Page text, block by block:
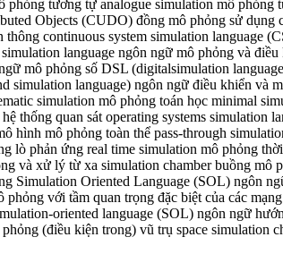
tương tự analogue simulation mô
Objects (CUDO) đồng mô phỏng sử
continuous system simulation language
language ngôn ngữ mô phỏng và
mô phỏng số DSL (digitalsimulation
language) ngôn ngữ điều khiển và
simulation mô phỏng toán học minimal
thống quan sát operating systems simulation
hình mô phỏng toàn thể pass-through
lò phản ứng real time simulation mô phỏng
và xử lý từ xa simulation chamber buồng mô
Simulation Oriented Language (SOL) ngôn
với tầm quan trọng đặc biệt của các
oriented language (SOL) ngôn ngữ
(điều kiện trong) vũ trụ space